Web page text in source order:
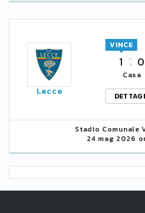
Lecce
1
VINCE
0
Casa
Stadio Comunale
24 mag 2026